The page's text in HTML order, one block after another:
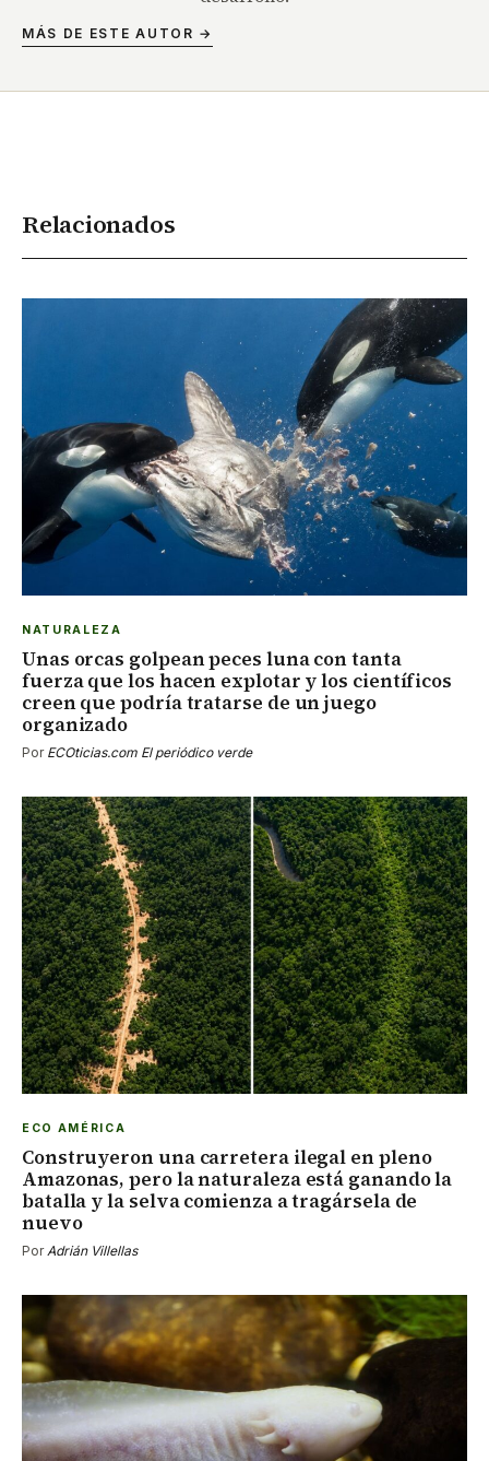
MÁS DE ESTE AUTOR →
Relacionados
NATURALEZA
Unas orcas golpean peces luna con tanta
fuerza que los hacen explotar y los científicos
creen que podría tratarse de un juego
organizado
Por ECOticias.com El periódico verde
ECO AMÉRICA
Construyeron una carretera ilegal en pleno
Amazonas, pero la naturaleza está ganando la
batalla y la selva comienza a tragársela de
nuevo
Por Adrián Villellas